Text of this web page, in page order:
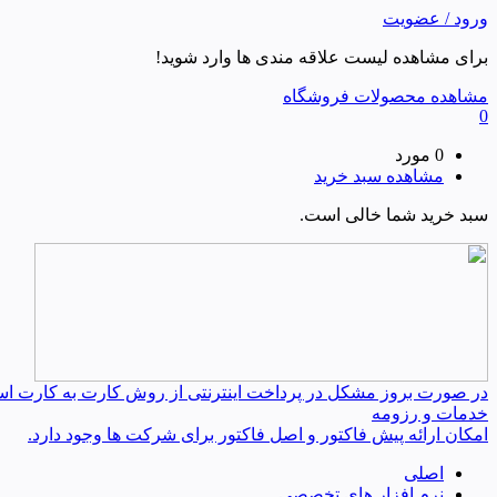
ورود / عضویت
برای مشاهده لیست علاقه مندی ها وارد شوید!
مشاهده محصولات فروشگاه
0
0 مورد
مشاهده سبد خرید
سبد خرید شما خالی است.
در صورت بروز مشکل در پرداخت اینترنتی از روش کارت به کارت
خدمات و رزومه
امکان ارائه پیش فاکتور و اصل فاکتور برای شرکت ها وجود دارد.
اصلی